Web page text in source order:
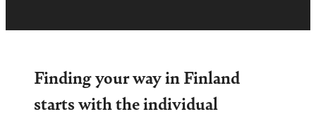
Finding your way in Finland
starts with the individual